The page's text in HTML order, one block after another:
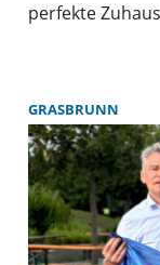
perfekte
GRASBRUNN